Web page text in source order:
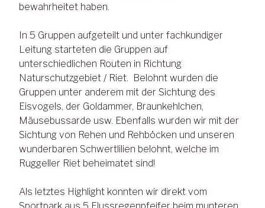
bewahrheitet haben.
In 5 Gruppen aufgeteilt und unter fachkundiger
Leitung starteten die Gruppen auf
unterschiedlichen Routen in Richtung
Naturschutzgebiet / Riet. Belohnt wurden die
Gruppen unter anderem mit der Sichtung des
Eisvogels, der Goldammer, Braunkehlchen,
Mäusebussarde usw. Ebenfalls wurden wir mit der
Sichtung von Rehen und Rehböcken und unseren
wunderbaren Schwertlilien belohnt, welche im
Ruggeller Riet beheimatet sind!
Als letztes Highlight konnten wir direkt vom